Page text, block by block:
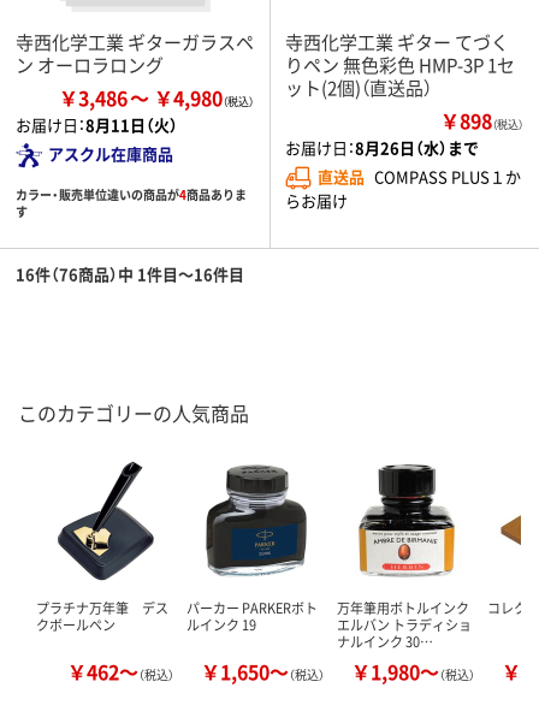
寺西化学工業 ギターガラスペ
ン オーロラロング
￥3,486 ￥4,980
お届け日：8月11日（火）
アスクル在庫商品
カラー・販売単位違いの商品が4商品ありま
す
寺西化学工業 ギター てづく
りペン 無色彩色 HMP-3P 1セ
ット(2個)（直送品）
￥898（税込）
お届け日：8月26日（水）まで
直送品 COMPASS PLUS１か
らお届け
16件（76商品）中 1件目～16件目
このカテゴリーの人気商品
プラチナ万年筆 デス
クボールペン
￥462～（税込）
パーカー PARKERボト
ルインク 19
￥1,650～（税込）
万年筆用ボトルインク
エルバン トラディショ
ナルインク 30…
￥1,980～（税込）
コレク
￥